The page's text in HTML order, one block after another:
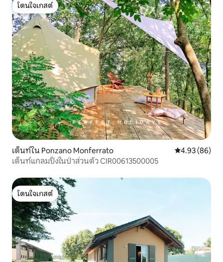
โดนใจเกสต์
โดนใจเกสต์
เต็นท์ใน Ponzano Monferrato คะแนนเฉลี่ย
4.93 (86)
เต็นท์แกลมปิ้งในป่าส่วนตัว CIR00613500005
โดนใจเกสต์
โดนใจเกสต์